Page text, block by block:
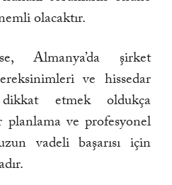
olacaktır.
Almanya’da şirket
ve hissedar
dikkat etmek oldukça
planlama ve profesyonel
vadeli başarısı için